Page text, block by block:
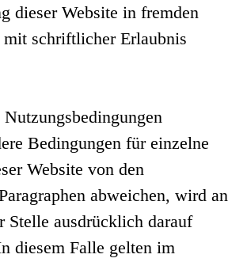
dieser Website in fremden
mit schriftlicher Erlaubnis
Bedingungen für einzelne
Website von den
abweichen, wird an
Stelle ausdrücklich darauf
diesem Falle gelten im